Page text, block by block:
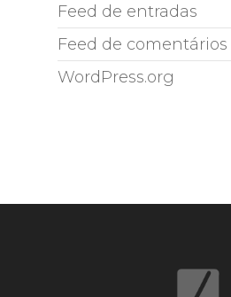
Feed de entradas
Feed de comentários
WordPress.org